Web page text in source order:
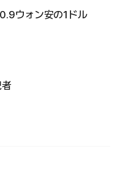
ウォン安の1ドル